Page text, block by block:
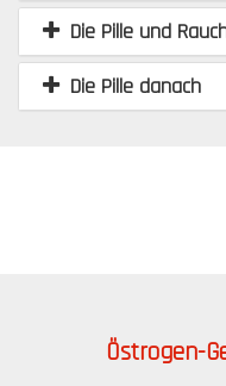
Die Pille und
Die Pille danach
Östrogen-